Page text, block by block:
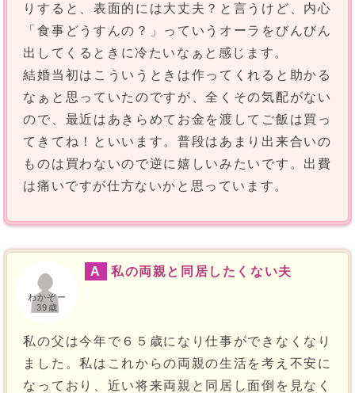
りすると、表面的には大丈夫？と言うけど、内心
「食事どうすんの？」っていうオーラをびんびん
出してくるときに冷たいなぁと感じます。
結婚当初はこういうときは作ってくれると助かる
なぁと思っていたのですが、全くその気配がない
ので、最近はあきらめてお金を渡してご飯は買っ
てきてね！といいます。普段はあまり出来合いの
ものは買わないので逆に嬉しいみたいです。出費
は痛いですが仕方ないかと思っています。
わかぞー
39歳
A 私の両親と同居したくない夫
私の父は今年で６５歳になり仕事ができなくなり
ました。私はこれからの両親の生活を考え不安に
なっており、近い将来両親と同居し面倒を見なく